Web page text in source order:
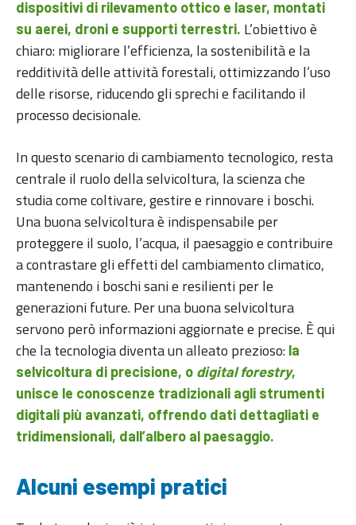
dispositivi di rilevamento ottico e laser, montati
su aerei, droni e supporti terrestri. L’obiettivo è
chiaro: migliorare l’efficienza, la sostenibilità e la
redditività delle attività forestali, ottimizzando l’uso
delle risorse, riducendo gli sprechi e facilitando il
processo decisionale.
In questo scenario di cambiamento tecnologico, resta
centrale il ruolo della selvicoltura, la scienza che
studia come coltivare, gestire e rinnovare i boschi.
Una buona selvicoltura è indispensabile per
proteggere il suolo, l’acqua, il paesaggio e contribuire
a contrastare gli effetti del cambiamento climatico,
mantenendo i boschi sani e resilienti per le
generazioni future. Per una buona selvicoltura
servono però informazioni aggiornate e precise. È qui
che la tecnologia diventa un alleato prezioso: la
selvicoltura di precisione, o digital forestry,
unisce le conoscenze tradizionali agli strumenti
digitali più avanzati, offrendo dati dettagliati e
tridimensionali, dall’albero al paesaggio.
Alcuni esempi pratici